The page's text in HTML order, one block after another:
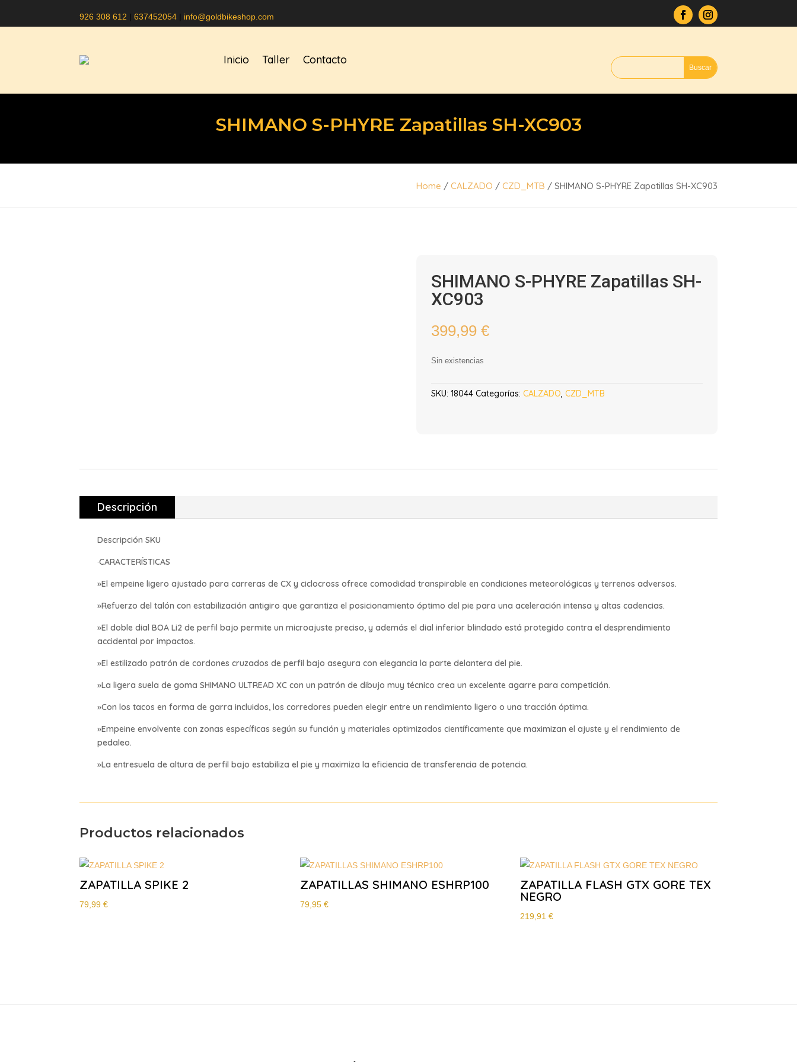
926 308 612 |637452054 | info@goldbikeshop.com
Inicio Taller Contacto
SHIMANO S-PHYRE Zapatillas SH-XC903
Home / CALZADO / CZD_MTB / SHIMANO S-PHYRE Zapatillas SH-XC903
SHIMANO S-PHYRE Zapatillas SH-
XC903
399,99 €
Sin existencias
SKU: 18044 Categorías: CALZADO, CZD_MTB
Descripción
Descripción SKU
·CARACTERÍSTICAS
»El empeine ligero ajustado para carreras de CX y ciclocross ofrece comodidad transpirable en condiciones meteorológicas y terrenos adversos.
»Refuerzo del talón con estabilización antigiro que garantiza el posicionamiento óptimo del pie para una aceleración intensa y altas cadencias.
»El doble dial BOA Li2 de perfil bajo permite un microajuste preciso, y además el dial inferior blindado está protegido contra el desprendimiento
accidental por impactos.
»El estilizado patrón de cordones cruzados de perfil bajo asegura con elegancia la parte delantera del pie.
»La ligera suela de goma SHIMANO ULTREAD XC con un patrón de dibujo muy técnico crea un excelente agarre para competición.
»Con los tacos en forma de garra incluidos, los corredores pueden elegir entre un rendimiento ligero o una tracción óptima.
»Empeine envolvente con zonas específicas según su función y materiales optimizados científicamente que maximizan el ajuste y el rendimiento de
pedaleo.
»La entresuela de altura de perfil bajo estabiliza el pie y maximiza la eficiencia de transferencia de potencia.
Productos relacionados
ZAPATILLA SPIKE 2
79,99€
ZAPATILLAS SHIMANO ESHRP100
79,95 €
ZAPATILLA FLASH GTX GORE TEX
NEGRO
219,91€